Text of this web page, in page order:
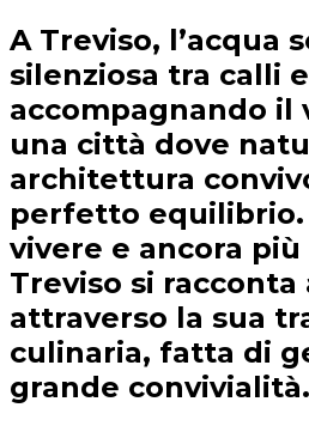
A Treviso, l’acqua
silenziosa tra calli
accompagnando il
una città dove
architettura
perfetto equilibrio.
vivere e ancora
Treviso si racconta
attraverso la sua
culinaria, fatta di
grande convivialità.